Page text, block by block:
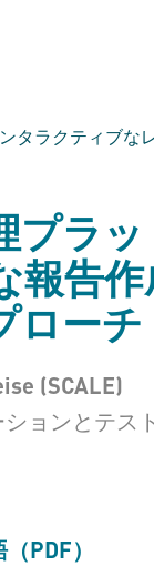
タラクティブな
プラ
報告
ローチ
(SCALE)
ョンとテス
PDF）